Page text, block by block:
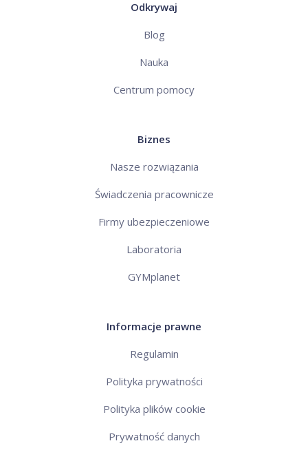
Odkrywaj
Blog
Nauka
Centrum pomocy
Biznes
Nasze rozwiązania
Świadczenia pracownicze
Firmy ubezpieczeniowe
Laboratoria
GYMplanet
Informacje prawne
Regulamin
Polityka prywatności
Polityka plików cookie
Prywatność danych